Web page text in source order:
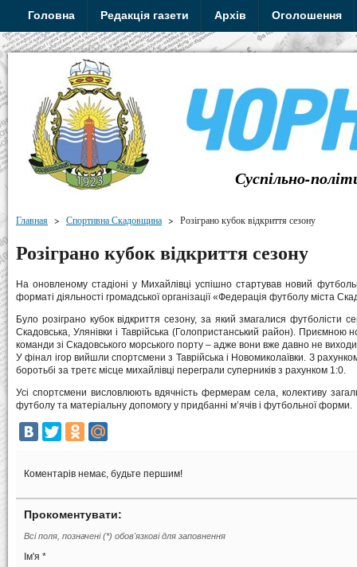
Головна Редакція газети Архів Оголошення
Суспільно-
Главная > Спортивна Скадовщина > Розіграно кубок відкриття сезону
Розіграно кубок відкриття сезону
На оновленому стадіоні у Михайлівці успішно стартував новий
форматі діяльності громадської організації «Федерація футболу міста
Було розіграно кубок відкриття сезону, за який змагалися футболісти
Скадовська, Улянівки і Таврійська (Голопристанський район). Приємною
команди зі Скадовського морського порту – адже вони вже давно не
У фінал ігор вийшли спортсмени з Таврійська і Новомиколаївки. З
боротьбі за третє місце михайлівці переграли суперників з рахунком 1:0.
Усі спортсмени висловлюють вдячність фермерам села, колективу
футболу та матеріальну допомогу у придбанні м’ячів і футбольної форми.
Коментарів немає, будьте першим!
Прокоментувати:
Всі поля, позначені (*) обов'язкові для заповнення
Ім'я *